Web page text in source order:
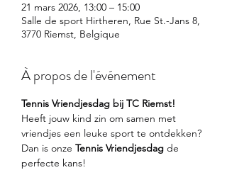
21 mars 2026, 13:00 – 15:00
Salle de sport Hirtheren, Rue St.-Jans 8,
3770 Riemst, Belgique
À propos de l'événement
Tennis Vriendjesdag bij TC Riemst!
Heeft jouw kind zin om samen met
vriendjes een leuke sport te ontdekken?
Dan is onze Tennis Vriendjesdag de
perfecte kans!